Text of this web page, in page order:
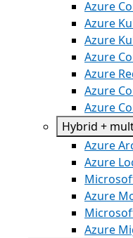
Azure
Azure
Azure
Azure
Azure
Azure
Azure
Hybrid +
Azure
Azure
Azure
Azure